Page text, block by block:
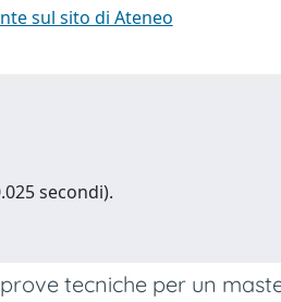
sul sito di Ateneo
secondi).
tecniche per un